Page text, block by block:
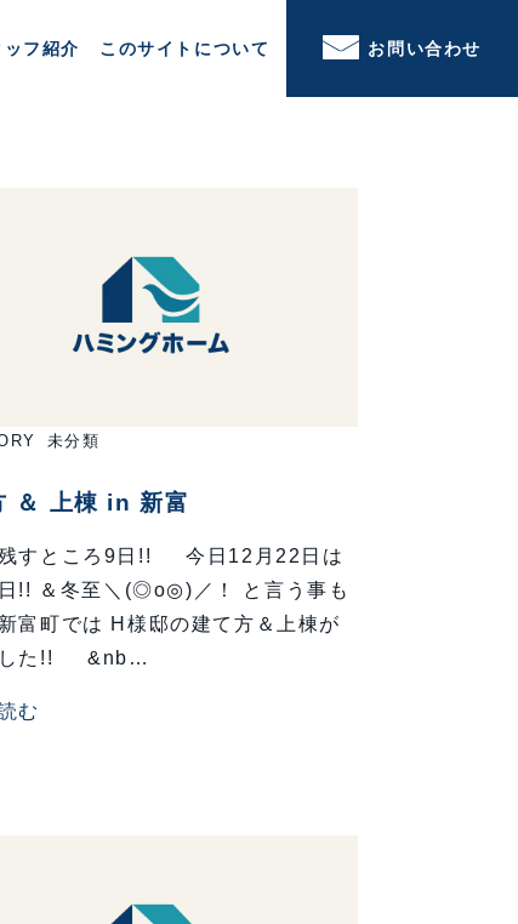
ッフ紹介 このサイトについて お問い合わせ
未分類
＆ 上棟 in 新富
すところ9日!! 今日12月22日は
!! ＆冬至＼(◎o◎)／！ と言う事も
富町では H様邸の建て方＆上棟が
した!! &nb…
む